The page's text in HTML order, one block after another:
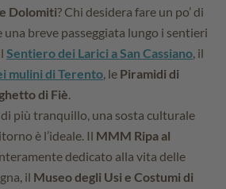
Dolomiti? Chi desidera fare un po’ di
breve passeggiata lungo i sentieri
Sentiero dei Larici a San Cassiano, il
mulini di Terento, le Piramidi di
di Fiè.
più tranquillo, una sosta culturale
è l’ideale. Il MMM Ripa al
dedicato alla vita delle
il Museo degli Usi e Costumi di